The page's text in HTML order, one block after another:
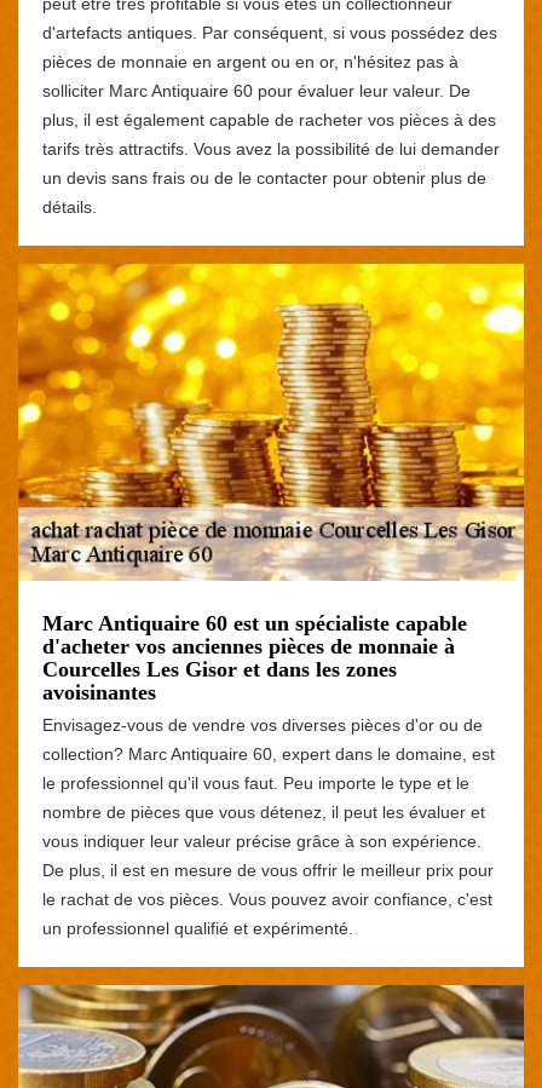
d'artefacts antiques. Par conséquent, si vous possédez des
pièces de monnaie en argent ou en or, n'hésitez pas à
solliciter Marc Antiquaire 60 pour évaluer leur valeur. De
plus, il est également capable de racheter vos pièces à des
tarifs très attractifs. Vous avez la possibilité de lui demander
un devis sans frais ou de le contacter pour obtenir plus de
détails.
Marc Antiquaire 60 est un spécialiste capable
d'acheter vos anciennes pièces de monnaie à
Courcelles Les Gisor et dans les zones
avoisinantes
Envisagez-vous de vendre vos diverses pièces d'or ou de
collection? Marc Antiquaire 60, expert dans le domaine, est
le professionnel qu'il vous faut. Peu importe le type et le
nombre de pièces que vous détenez, il peut les évaluer et
vous indiquer leur valeur précise grâce à son expérience.
De plus, il est en mesure de vous offrir le meilleur prix pour
le rachat de vos pièces. Vous pouvez avoir confiance, c'est
un professionnel qualifié et expérimenté.